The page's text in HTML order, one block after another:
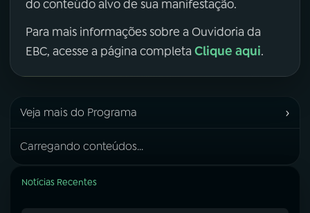
do conteúdo alvo de sua manifestação.
Para mais informações sobre a Ouvidoria da
EBC, acesse a página completa Clique aqui.
Veja mais do Programa ›
Carregando conteúdos...
Notícias Recentes